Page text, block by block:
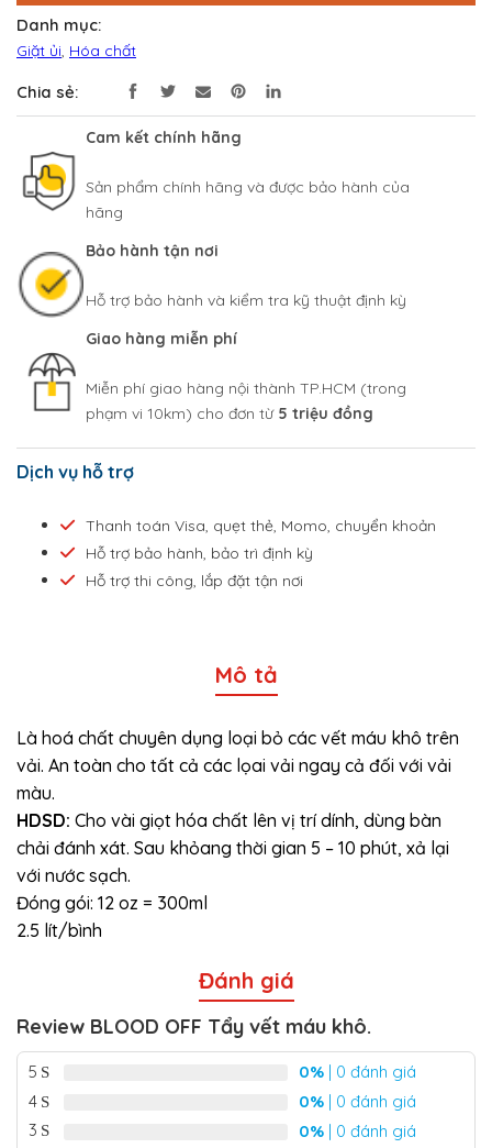
g
0
5
s
o
Danh mục:
Giặt ủi Hóa chất
Chia sẻ:
Cam kết chính hãng
Sản phẩm chính hãng và được bảo hành của
hãng
Bảo hành tận nơi
Hỗ trợ bảo hành và kiểm tra kỹ thuật định kỳ
Giao hàng miễn phí
Miễn phí giao hàng nội thành TP.HCM (trong
phạm vi 10km) cho đơn từ 5 triệu đồng
Dịch vụ hỗ trợ
Thanh toán Visa, quẹt thẻ, Momo, chuyển khoản
Hỗ trợ bảo hành, bảo trì định kỳ
Hỗ trợ thi công, lắp đặt tận nơi
Mô tả
Là hoá chất chuyên dụng loại bỏ các vết máu khô trên
vải. An toàn cho tất cả các lọai vải ngay cả đối với vải
màu.
HDSD: Cho vài giọt hóa chất lên vị trí dính, dùng bàn
chải đánh xát. Sau khỏang thời gian 5 – 10 phút, xả lại
với nước sạch.
Đóng gói: 12 oz = 300ml
2.5 lít/bình
Đánh giá
Review BLOOD OFF Tẩy vết máu khô.
5 0% | 0 đánh giá
4
0% | 0 đánh giá
3
0% | 0 đánh giá